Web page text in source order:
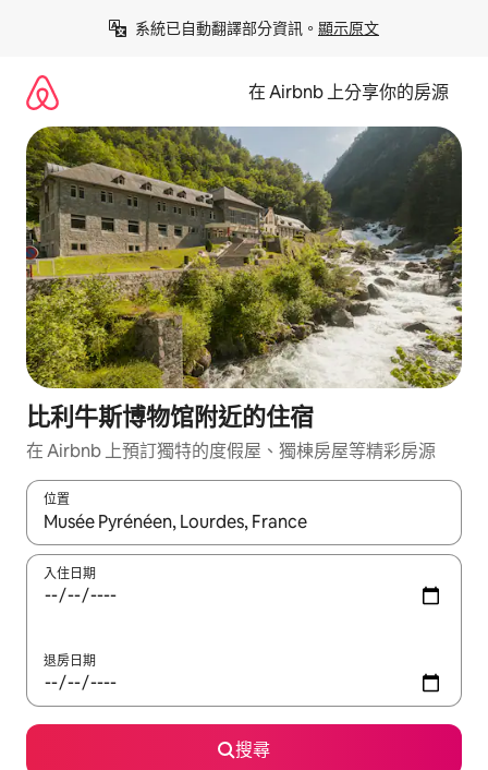
系統已自動翻譯部分資訊。 顯示原文
在 Airbnb 上分享你的房源
比利牛斯博物馆附近的住宿
在 Airbnb 上預訂獨特的度假屋、獨棟房屋等精彩房源
位置
如有搜尋結果，瀏覽內容時請使用上下箭頭，或輕點、滑動裝置。
入住日期
退房日期
搜尋